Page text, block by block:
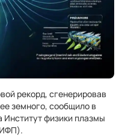
рекорд, сгенерировав
земного, сообщило в
Институт физики плазмы